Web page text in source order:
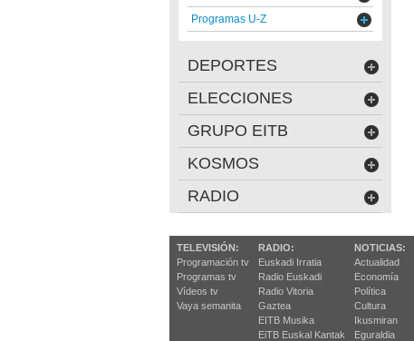
Programas U-Z
DEPORTES
ELECCIONES
GRUPO EITB
KOSMOS
RADIO
TELEVISIÓN:
Programación tv
Programas tv
Vídeos tv
Vaya semanita
RADIO:
Euskadi Irratia
Radio Euskadi
Radio Vitoria
Gaztea
EITB Musika
EiTB Euskal Kantak
NOTICIAS:
Actualidad
Economía
Política
Cultura
Ikusmiran
Eguraldia